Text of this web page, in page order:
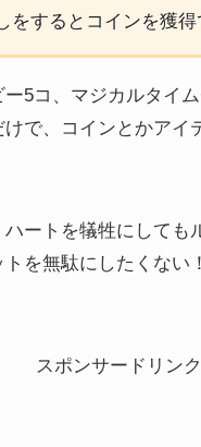
をするとコインを獲得
ー5コ、マジカルタイ
で、コインとかアイ
ハートを犠牲にしても
トを無駄にしたくない
スポンサードリンク